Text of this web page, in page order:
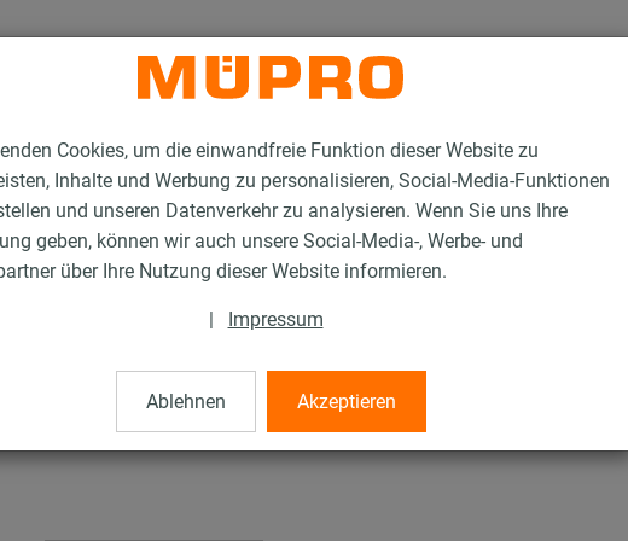
Cookies, um die einwandfreie Funktion dieser Website zu
Inhalte und Werbung zu personalisieren, Social-Media-Funktionen
und unseren Datenverkehr zu analysieren. Wenn Sie uns Ihre
geben, können wir auch unsere Social-Media-, Werbe- und
über Ihre Nutzung dieser Website informieren.
| Impressum
Ablehnen Akzeptieren
für die Lüftungsbefestigung